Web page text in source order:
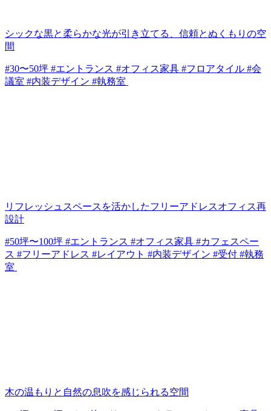
シックな黒と柔らかな光が引き立てる、信頼とぬくもりの空
間
#30〜50坪 #エントランス #オフィス家具 #フロアタイル #会
議室 #内装デザイン #執務室
リフレッシュスペースを活かしたフリーアドレスオフィス再
設計
#50坪〜100坪 #エントランス #オフィス家具 #カフェスペー
ス #フリーアドレス #レイアウト #内装デザイン #受付 #執務
室
木の温もりと自然の息吹を感じられる空間